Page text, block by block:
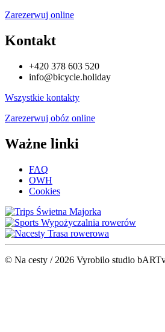
Zarezerwuj online
Kontakt
+420 378 603 520
info@bicycle.holiday
Wszystkie kontakty
Zarezerwuj obóz online
Ważne linki
FAQ
OWH
Cookies
Świetna Majorka
Wypożyczalnia rowerów
Trasa rowerowa
© Na cesty / 2026 Vyrobilo studio